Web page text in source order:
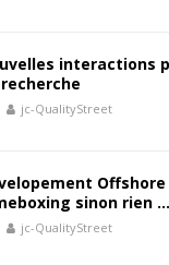
interactions
jc-QualityStreet
sinon rien
jc-QualityStreet